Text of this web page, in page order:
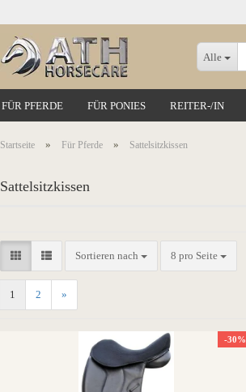
Alle
FÜR PFERDE FÜR PONIES REITER-/IN
Startseite » Für Pferde » Sattelsitzkissen
Sattelsitzkissen
Sortieren nach 8 pro Seite
1 2 »
-30%